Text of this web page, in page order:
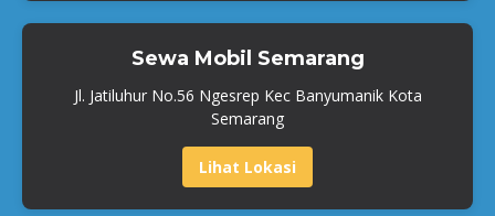
Sewa Mobil Semarang
Jl. Jatiluhur No.56 Ngesrep Kec Banyumanik Kota
Semarang
Lihat Lokasi